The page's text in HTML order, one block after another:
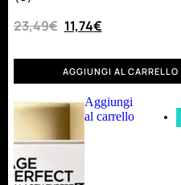
23,49€ 11,74€
AGGIUNGI AL CARRELLO
Aggiungi
al carrello